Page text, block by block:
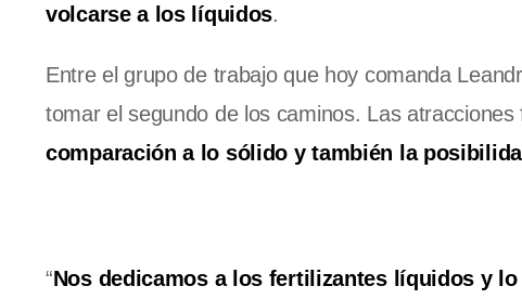
volcarse a los líquidos.
Entre el grupo de trabajo que hoy comanda
tomar el segundo de los caminos. Las
comparación a lo sólido y también la
“Nos dedicamos a los fertilizantes líquidos y